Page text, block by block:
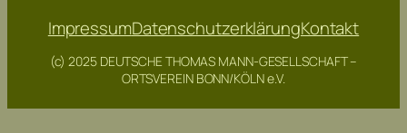
ImpressumDatenschutzerklärungKontakt
(c) 2025 DEUTSCHE THOMAS MANN-GESELLSCHAFT –
ORTSVEREIN BONN/KÖLN e.V.